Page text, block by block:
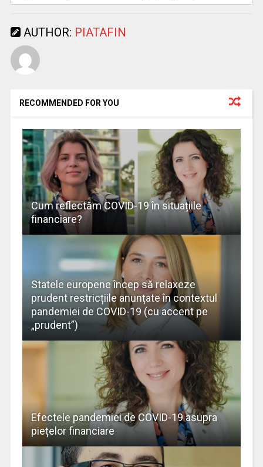
AUTHOR: PIATAFIN
RECOMMENDED FOR YOU
Cum reflectăm COVID-19 în situațiile
financiare?
Statele europene încep să relaxeze
prudent restricțiile anunțate în contextul
pandemiei de COVID-19 (cu accent pe
„prudent”)
Efectele pandemiei de COVID-19 asupra
piețelor financiare